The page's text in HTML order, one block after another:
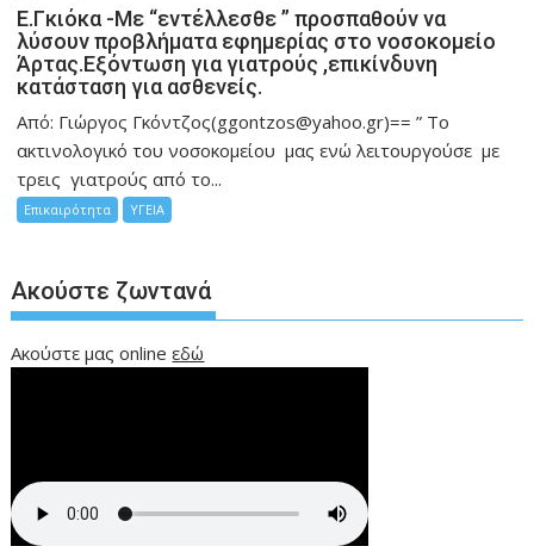
Ε.Γκιόκα -Με “εντέλλεσθε ” προσπαθούν να
λύσουν προβλήματα εφημερίας στο νοσοκομείο
Άρτας.Εξόντωση για γιατρούς ,επικίνδυνη
κατάσταση για ασθενείς.
Από: Γιώργος Γκόντζος(ggontzos@yahoo.gr)== ” Το
ακτινολογικό του νοσοκομείου μας ενώ λειτουργούσε με
τρεις γιατρούς από το...
Επικαιρότητα ΥΓΕΙΑ
Ακούστε ζωντανά
Ακούστε μας onlineεδώ